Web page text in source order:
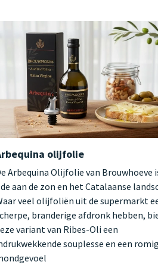
olijfolie
Arbequina Olijfolie van Brouwhoeve
aan de zon en het Catalaanse
veel olijfoliën uit de supermarkt
branderige afdronk hebben,
variant van Ribes-Oli een
souplesse en een romig